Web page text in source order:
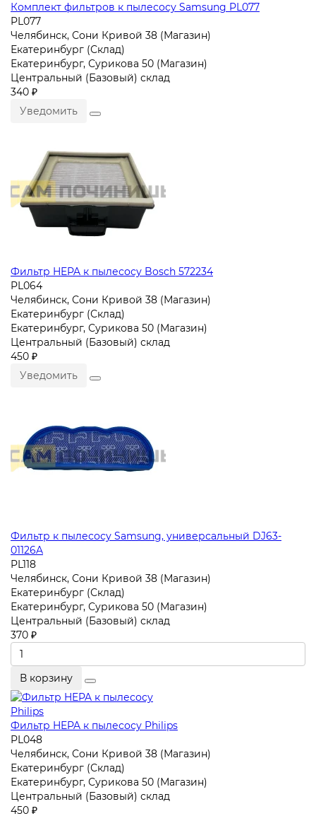
Комплект фильтров к пылесосу Samsung PL077
PL077
Челябинск, Сони Кривой 38 (Магазин)
Екатеринбург (Склад)
Екатеринбург, Сурикова 50 (Магазин)
Центральный (Базовый) склад
340 ₽
Уведомить
Фильтр HEPA к пылесосу Bosch 572234
PL064
Челябинск, Сони Кривой 38 (Магазин)
Екатеринбург (Склад)
Екатеринбург, Сурикова 50 (Магазин)
Центральный (Базовый) склад
450 ₽
Уведомить
Фильтр к пылесосу Samsung, универсальный DJ63-
01126A
PL118
Челябинск, Сони Кривой 38 (Магазин)
Екатеринбург (Склад)
Екатеринбург, Сурикова 50 (Магазин)
Центральный (Базовый) склад
370 ₽
В корзину
Фильтр HEPA к пылесосу Philips
PL048
Челябинск, Сони Кривой 38 (Магазин)
Екатеринбург (Склад)
Екатеринбург, Сурикова 50 (Магазин)
Центральный (Базовый) склад
450 ₽